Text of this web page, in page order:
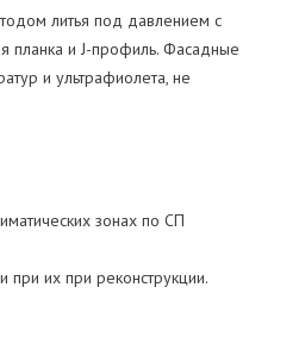
литья под давлением с
планка и J-профиль. Фасадные
и ультрафиолета, не
зонах по СП
их при реконструкции.